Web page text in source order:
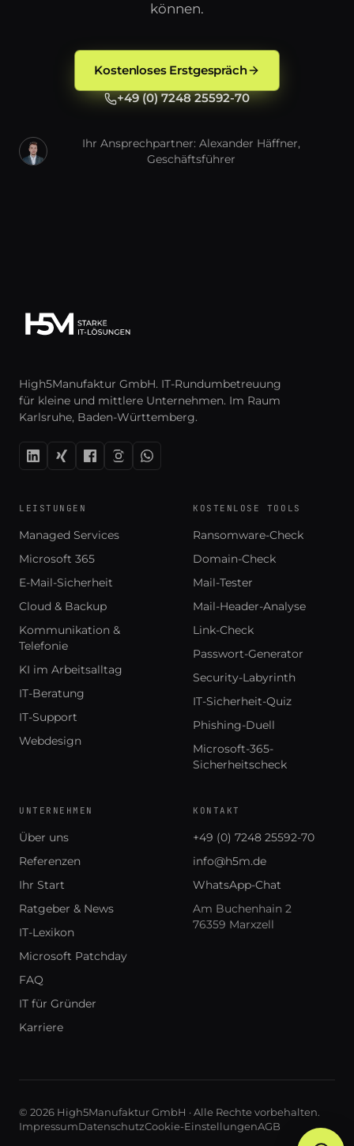
können.
Kostenloses Erstgespräch
+49 (0) 7248 25592-70
Ihr Ansprechpartner: Alexander Häffner,
Geschäftsführer
High5Manufaktur GmbH. IT-Rundumbetreuung
für kleine und mittlere Unternehmen. Im Raum
Karlsruhe, Baden-Württemberg.
LEISTUNGEN
Managed Services
Microsoft 365
E-Mail-Sicherheit
Cloud & Backup
Kommunikation &
Telefonie
KI im Arbeitsalltag
IT-Beratung
IT-Support
Webdesign
KOSTENLOSE TOOLS
Ransomware-Check
Domain-Check
Mail-Tester
Mail-Header-Analyse
Link-Check
Passwort-Generator
Security-Labyrinth
IT-Sicherheit-Quiz
Phishing-Duell
Microsoft-365-
Sicherheitscheck
UNTERNEHMEN
Über uns
Referenzen
Ihr Start
Ratgeber & News
IT-Lexikon
Microsoft Patchday
FAQ
IT für Gründer
Karriere
KONTAKT
+49 (0) 7248 25592-70
info@h5m.de
WhatsApp-Chat
Am Buchenhain 2
76359 Marxzell
© 2026 High5Manufaktur GmbH · Alle Rechte vorbehalten.
ImpressumDatenschutzCookie-EinstellungenAGB